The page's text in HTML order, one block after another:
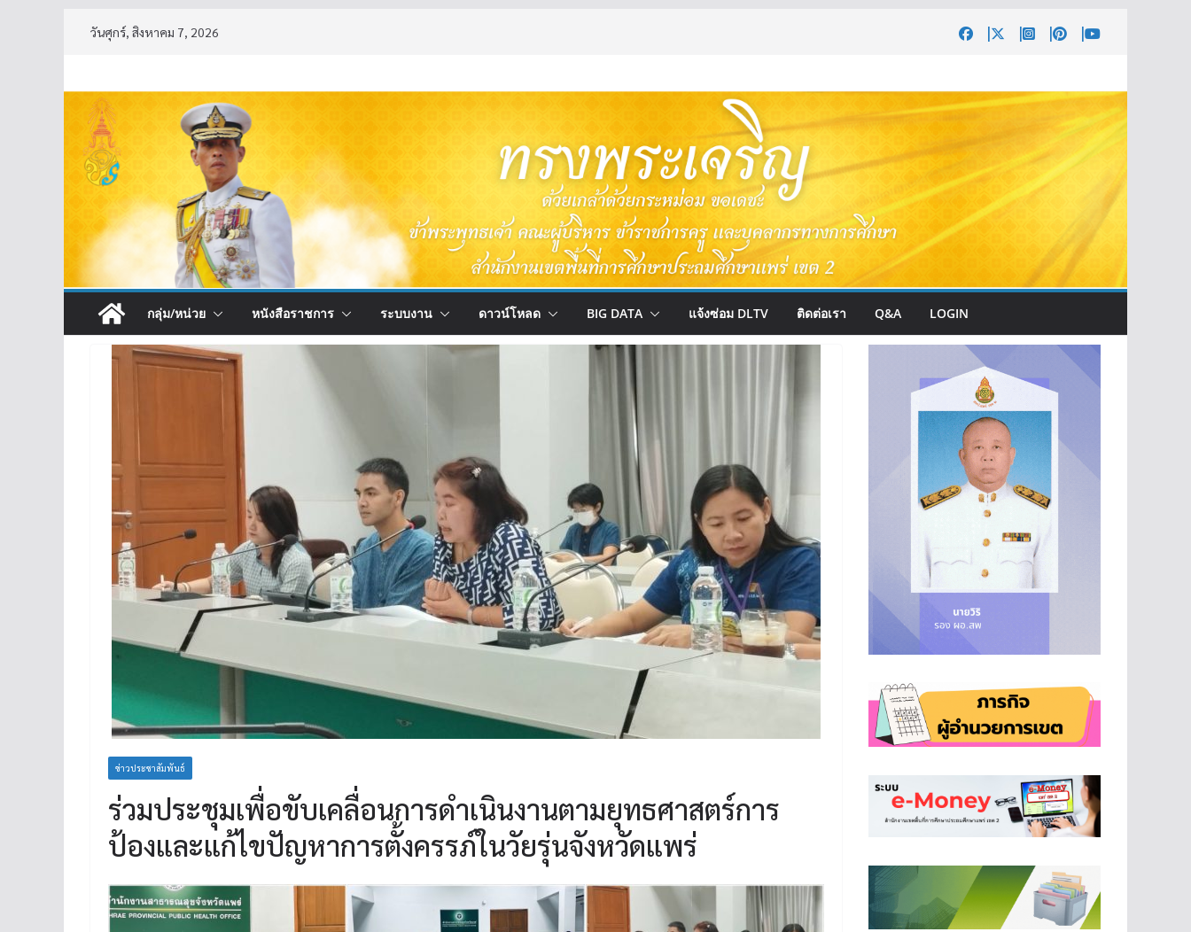
วันศุกร์, สิงหาคม 7, 2026
กลุ่ม/หน่วย หนังสือราชการ ระบบงาน ดาวน์โหลด BIG DATA แจ้งซ่อม DLTV ติดต่อเรา Q&A LOGIN
ข่าวประชาสัมพันธ์
ร่วมประชุมเพื่อขับเคลื่อนการดำเนินงานตามยุทธศาสตร์การ
ป้องและแก้ไขปัญหาการตั้งครรภ์ในวัยรุ่นจังหวัดแพร่